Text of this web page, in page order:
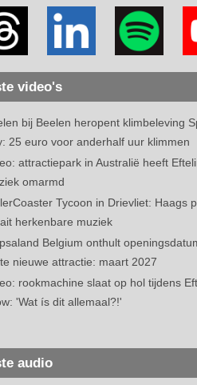
video's
bij Beelen heropent klimbeleving
25 euro voor anderhalf uur klimmen
attractiepark in Australië heeft
omarmd
Tycoon in Drievliet: Haags
herkenbare muziek
Belgium onthult
nieuwe attractie: maart 2027
rookmachine slaat op hol tijdens
'Wat ís dit allemaal?!'
audio